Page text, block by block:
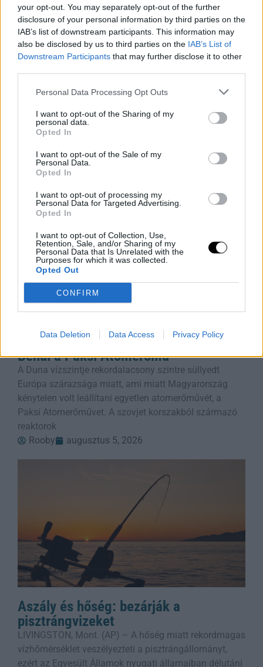
your opt-out. You may separately opt-out of the further
disclosure of your personal information by third parties on the
IAB’s list of downstream participants. This information may
also be disclosed by us to third parties on the IAB’s List of
Downstream Participants that may further disclose it to other
Personal Data Processing Opt Outs
I want to opt-out of the Sharing of my
personal data.
Opted In
I want to opt-out of the Sale of my
Personal Data.
Opted In
I want to opt-out of processing my
Personal Data for Targeted Advertising.
Opted In
I want to opt-out of Collection, Use,
Retention, Sale, and/or Sharing of my
Personal Data that Is Unrelated with the
Purposes for which it was collected.
Opted Out
CONFIRM
Data Deletion Data Access Privacy Policy
Védelmi Fellendülés: A Felvirágzás Új
Japán kormánya új védelmi fehér könyvében nem
csupán az ország védelmeként, hanem a gazdasági
fejlesztéseket. A dokumentum szerint a
Rooby
augusztus 6, 2026
Duna Rekord Alacsony Vízszintje:
Bénul a Paksi Atomerőmű
A Duna vízszintje rekordalacsony szintre süllyedt
Európa szárazsága miatt, ami miatt Magyarország
kénytelen volt leállítani egyetlen atomerőművét, a
Paksi Atomerőművet. A szovjet korszakból származó
reaktorok
Rooby
augusztus 5, 2026
Aszály és hőség: bezárják a
pisztrángvizeket
LIVINGSTON, Mont. (AP) – A hőség miatt rekordmagas
vízhőmérséklet veszélyezteti a pisztrángállományt,
ezért az Egyesült Államok nyugati államaiban délutáni